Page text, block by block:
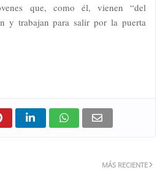
que, como él, vienen “del
y trabajan para salir por la puerta
MÁS RECIENTE